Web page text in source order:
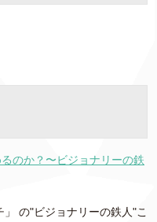
のか？〜ビジョナリーの鉄
の"ビジョナリーの鉄人"こ